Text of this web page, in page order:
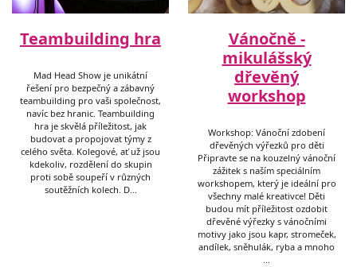
Teambuilding hra
Mad Head Show je unikátní
řešení pro bezpečný a zábavný
teambuilding pro vaši společnost,
navíc bez hranic. Teambuilding
hra je skvělá příležitost, jak
budovat a propojovat týmy z
celého světa. Kolegové, ať už jsou
kdekoliv, rozdělení do skupin
proti sobě soupeří v různých
soutěžních kolech. D…
Vánočně -
mikulášský
dřevěný
workshop
Workshop: Vánoční zdobení
dřevěných výřezků pro děti
Připravte se na kouzelný vánoční
zážitek s naším speciálním
workshopem, který je ideální pro
všechny malé kreativce! Děti
budou mít příležitost ozdobit
dřevěné výřezky s vánočními
motivy jako jsou kapr, stromeček,
andílek, sněhulák, ryba a mnoho
…